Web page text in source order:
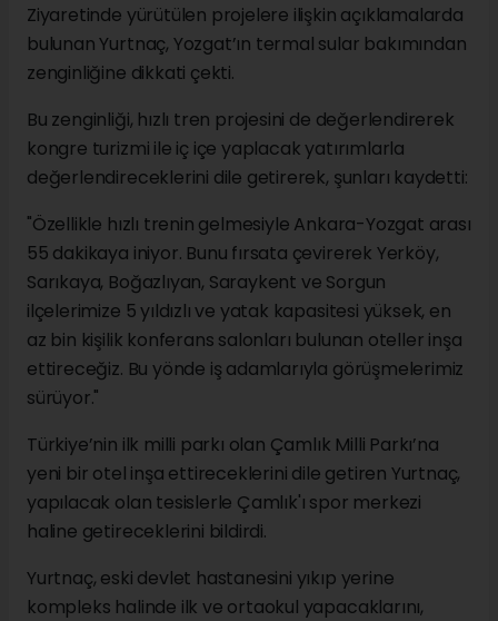
Ziyaretinde yürütülen projelere ilişkin açıklamalarda
bulunan Yurtnaç, Yozgat’ın termal sular bakımından
zenginliğine dikkati çekti.
Bu zenginliği, hızlı tren projesini de değerlendirerek
kongre turizmi ile iç içe yaplacak yatırımlarla
değerlendireceklerini dile getirerek, şunları kaydetti:
"Özellikle hızlı trenin gelmesiyle Ankara-Yozgat arası
55 dakikaya iniyor. Bunu fırsata çevirerek Yerköy,
Sarıkaya, Boğazlıyan, Saraykent ve Sorgun
ilçelerimize 5 yıldızlı ve yatak kapasitesi yüksek, en
az bin kişilik konferans salonları bulunan oteller inşa
ettireceğiz. Bu yönde iş adamlarıyla görüşmelerimiz
sürüyor."
Türkiye’nin ilk milli parkı olan Çamlık Milli Parkı’na
yeni bir otel inşa ettireceklerini dile getiren Yurtnaç,
yapılacak olan tesislerle Çamlık'ı spor merkezi
haline getireceklerini bildirdi.
Yurtnaç, eski devlet hastanesini yıkıp yerine
kompleks halinde ilk ve ortaokul yapacaklarını,